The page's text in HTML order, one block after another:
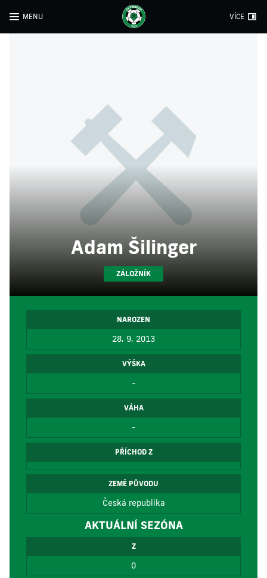
MENU VÍCE
Adam Šilinger
ZÁLOŽNÍK
NAROZEN
28. 9. 2013
VÝŠKA
-
VÁHA
-
PŘÍCHOD Z
ZEMĚ PŮVODU
Česká republika
AKTUÁLNÍ SEZÓNA
Z
0